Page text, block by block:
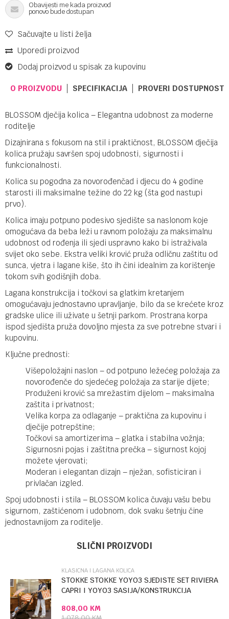
Obavijesti me kada proizvod
ponovo bude dostupan
Sačuvajte u listi želja
Uporedi proizvod
Dodaj proizvod u spisak za kupovinu
O PROIZVODU SPECIFIKACIJA PROVERI DOSTUPNOST
BLOSSOM dječija kolica – Elegantna udobnost za moderne
roditelje
Dizajnirana s fokusom na stil i praktičnost, BLOSSOM dječija
kolica pružaju savršen spoj udobnosti, sigurnosti i
funkcionalnosti.
Kolica su pogodna za novorođenčad i djecu do 4 godine
starosti ili maksimalne težine do 22 kg (šta god nastupi
prvo).
Kolica imaju potpuno podesivo sjedište sa naslonom koje
omogućava da beba leži u ravnom položaju za maksimalnu
udobnost od rođenja ili sjedi uspravno kako bi istraživala
svijet oko sebe. Ekstra veliki krović pruža odličnu zaštitu od
sunca, vjetra i lagane kiše, što ih čini idealnim za korištenje
tokom svih godišnjih doba.
Lagana konstrukcija i točkovi sa glatkim kretanjem
omogućavaju jednostavno upravljanje, bilo da se krećete kroz
gradske ulice ili uživate u šetnji parkom. Prostrana korpa
ispod sjedišta pruža dovoljno mjesta za sve potrebne stvari i
kupovinu.
Ključne prednosti:
Višepoložajni naslon – od potpuno ležećeg položaja za
novorođenče do sjedećeg položaja za starije dijete;
Produženi krović sa mrežastim dijelom – maksimalna
zaštita i privatnost;
Velika korpa za odlaganje – praktična za kupovinu i
dječije potrepštine;
Točkovi sa amortizerima – glatka i stabilna vožnja;
Sigurnosni pojas i zaštitna prečka – sigurnost kojoj
možete vjerovati;
Moderan i elegantan dizajn – nježan, sofisticiran i
privlačan izgled.
Spoj udobnosti i stila – BLOSSOM kolica čuvaju vašu bebu
sigurnom, zaštićenom i udobnom, dok svaku šetnju čine
jednostavnijom za roditelje.
Klasicna i lagana kolica
Poruka
SLIČNI PROIZVODI
KLASICNA I LAGANA KOLICA
STOKKE STOKKE YOYO3 SJEDISTE SET RIVIERA
CAPRI I YOYO3 SASIJA/KONSTRUKCIJA
808,00 KM